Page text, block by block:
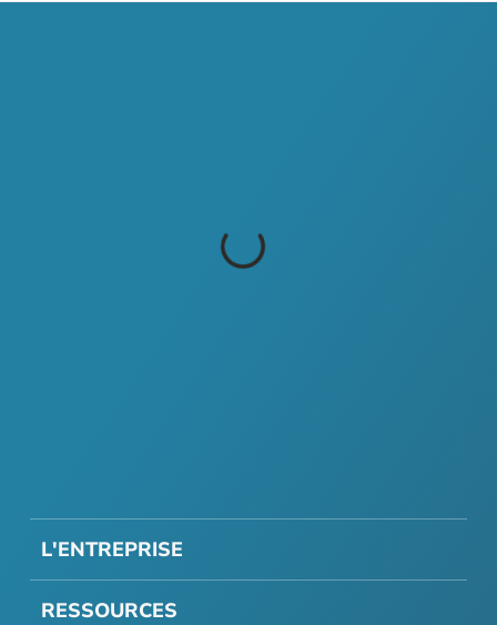
L'ENTREPRISE
RESSOURCES